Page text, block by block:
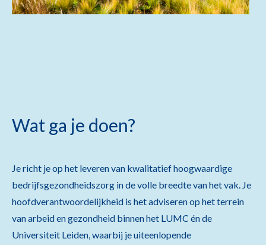
Wat ga je doen?
Je richt je op het leveren van kwalitatief hoogwaardige
bedrijfsgezondheidszorg in de volle breedte van het vak. Je
hoofdverantwoordelijkheid is het adviseren op het terrein
van arbeid en gezondheid binnen het LUMC én de
Universiteit Leiden, waarbij je uiteenlopende